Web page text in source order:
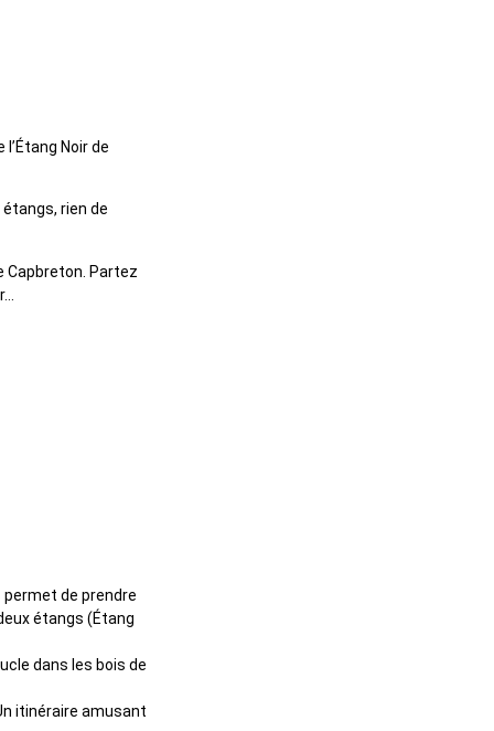
Noir de
rien de
Capbreton. Partez
de prendre
étangs (Étang
dans les bois de
itinéraire amusant